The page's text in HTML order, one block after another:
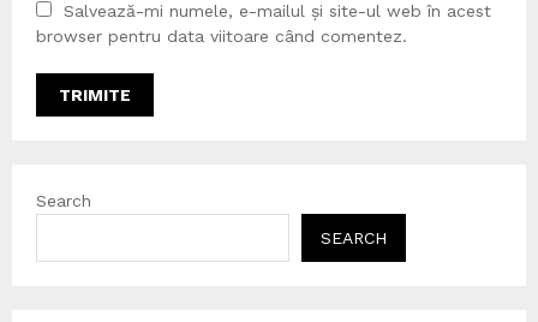
Salvează-mi numele, e-mailul și site-ul web în acest
browser pentru data viitoare când comentez.
Search
SEARCH